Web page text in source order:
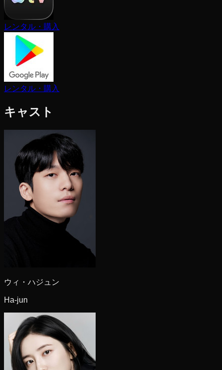
レンタル・購入
レンタル・購入
キャスト
ウィ・ハジュン
Ha-jun